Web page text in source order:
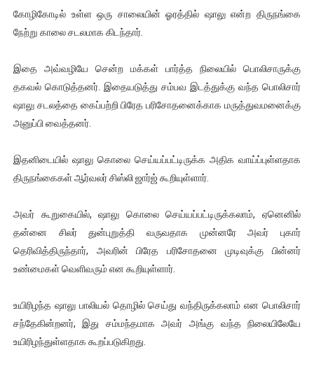
ஐ.நா முன்றலில் சீரற்ற காலநிலையிலும் தமிழின அழிப்பிற்கு
ஜனாதிபதி ஐக்கிய நாடுகளின் பொதுச் சபை கூட்டத்தில் இன்று
32 CM விநோத கன்றுக்குட்டி! (வீடியோ)
கோழிகோடில் உள்ள ஒரு சாலையின் ஓரத்தில் ஷாலு என்ற திருநங்கை
நேற்று காலை சடலமாக கிடந்தார்.
இதை அவ்வழியே சென்ற மக்கள் பார்த்த நிலையில் பொலிசாருக்கு
தகவல் கொடுத்தனர். இதையடுத்து சம்பவ இடத்துக்கு வந்த பொலிசார்
ஷாலு சடலத்தை கைப்பற்றி பிரேத பரிசோதனைக்காக மருத்துவமனைக்கு
அனுப்பி வைத்தனர்.
இதனிடையில் ஷாலு கொலை செய்யப்பட்டிருக்க அதிக வாய்ப்புள்ளதாக
திருநங்கைகள் ஆர்வலர் சிஸ்லி ஜார்ஜ் கூறியுள்ளார்.
அவர் கூறுகையில், ஷாலு கொலை செய்யப்பட்டிருக்கலாம், ஏனெனில்
தன்னை சிலர் துன்புறுத்தி வருவதாக முன்னரே அவர் புகார்
தெரிவித்திருந்தார், அவரின் பிரேத பரிசோதனை முடிவுக்கு பின்னர்
உண்மைகள் வெளிவரும் என கூறியுள்ளார்.
உயிரிழந்த ஷாலு பாலியல் தொழில் செய்து வந்திருக்கலாம் என பொலிசார்
சந்தேகின்றனர், இது சம்மந்தமாக அவர் அங்கு வந்த நிலையிலேயே
உயிரிழந்துள்ளதாக கூறப்படுகிறது.